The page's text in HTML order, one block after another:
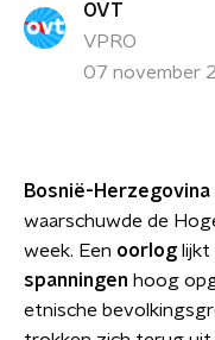
OVT
VPRO
07 november
Bosnië-Herzegovina
waarschuwde de
week. Een oorlog
spanningen hoog
etnische